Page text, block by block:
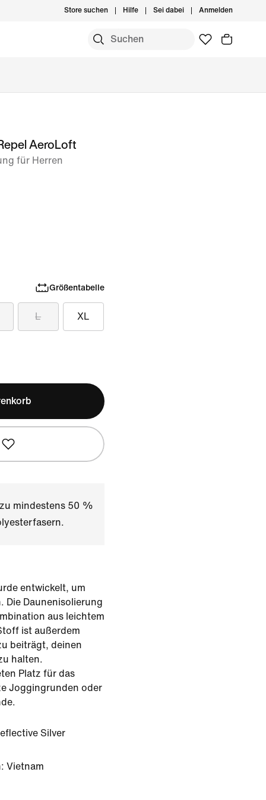
Store suchen Hilfe Sei dabei Anmelden
AeroLoft
für Herren
Größentabelle
L XL
mindestens 50 %
entwickelt, um
Die Daunenisolierung
aus leichtem
ist außerdem
beiträgt, deinen
halten.
Platz für das
Joggingrunden oder
Silver
Vietnam